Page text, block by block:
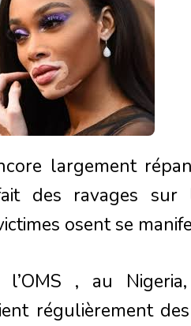
largement
des ravages sur
osent se
l’OMS , au
régulièrement